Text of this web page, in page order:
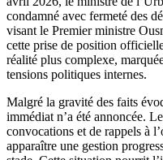
condamné avec fermeté des
visant le Premier ministre
cette prise de position
réalité plus complexe,
tensions politiques internes.
Malgré la gravité des faits
immédiat n’a été annoncée.
convocations et de rappels à
apparaître une gestion